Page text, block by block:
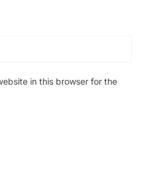
in this browser for the